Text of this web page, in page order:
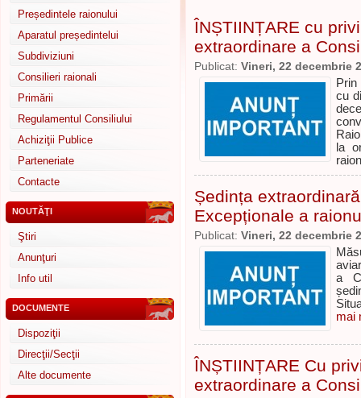
Președintele raionului
Aparatul președintelui
Subdiviziuni
Consilieri raionali
Primării
Regulamentul Consiliului
Achiziţii Publice
Parteneriate
Contacte
NOUTĂŢI
Ştiri
Anunţuri
Info util
DOCUMENTE
Dispoziţii
Direcţii/Secţii
Alte documente
ÎNȘTIINȚARE cu
extraordinare a
Publicat: Vineri, 22 decembrie
cu
la
Ședința
Excepționale a
Publicat: Vineri, 22 decembrie
a
mai
ÎNȘTIINȚARE Cu
extraordinare a